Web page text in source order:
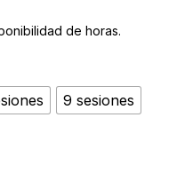
de horas.
9 sesiones